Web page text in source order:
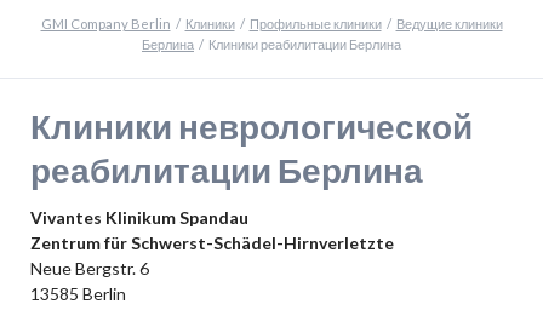
GMI Company Berlin Клиники Профильные клиники
Ведущие клиники
Берлина
Клиники реабилитации Берлина
Клиники неврологической
реабилитации Берлина
Vivantes Klinikum Spandau
Zentrum für Schwerst-Schädel-Hirnverletzte
Neue Bergstr. 6
13585 Berlin